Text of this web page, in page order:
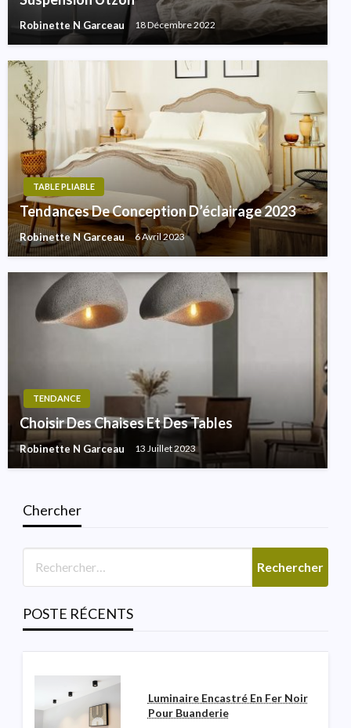
Robinette N Garceau 18 Décembre 2022
TABLE PLIABLE
Tendances De Conception D’éclairage 2023
Robinette N Garceau 6 Avril 2023
TENDANCE
Choisir Des Chaises Et Des Tables
Robinette N Garceau 13 Juillet 2023
Chercher
POSTE RÉCENTS
SALLE DE BAINS
Lumière De Vanité Moderne
Italienne Pour La Salle De
Poudre
Robinette N Garceau
Luminaire Encastré En Fer Noir
Pour Buanderie